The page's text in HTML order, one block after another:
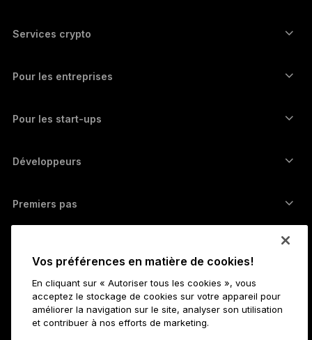
Ledger Stax
Ledger Nano Classics
Bundles
Tous les produits
Wallet Ethereum
Wallet Cardano
Wallet Monero
Découvrir tous les actifs
Services crypto
Achetez des cryptos
Échangez des cryptos
Pour les entreprises
Pour les start-ups
Développeurs
Premiers pas
Comment acheter des bitcoins
Hardware wallet Bitcoin
Assistance
Programme Bounty
Dossier média de Ledger
Affiliés
Carrières
Travailler chez Ledger
Toutes les offres d’emploi
Vos préférences en matière de cookies!
En cliquant sur « Autoriser tous les cookies », vous
acceptez le stockage de cookies sur votre appareil pour
améliorer la navigation sur le site, analyser son utilisation
et contribuer à nos efforts de marketing.